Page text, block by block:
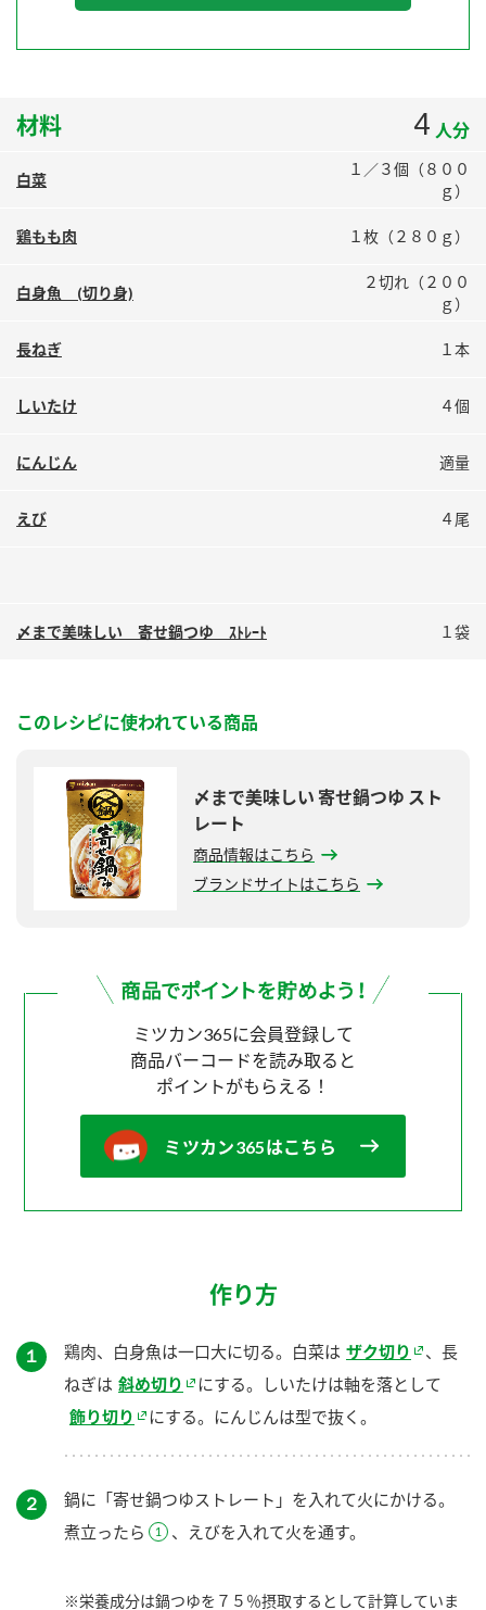
お酢を知ろう！
すしラボ
納豆の豆知識
ロングセラー商品 ＋ おすすめレシピ
材料 4 人分
白菜
１／３個（８００
ｇ）
鶏もも肉 １枚（２８０ｇ）
白身魚 (切り身)
２切れ（２００
ｇ）
長ねぎ １本
しいたけ ４個
にんじん 適量
えび ４尾
〆まで美味しい 寄せ鍋つゆ ｽﾄﾚｰﾄ １袋
このレシピに使われている商品
〆まで美味しい 寄せ鍋つゆ スト
レート
商品情報はこちら
ブランドサイトはこちら
ミツカン365に会員登録して
商品バーコードを読み取ると
ポイントがもらえる！
ミツカン365はこちら
作り方
１ 鶏肉、白身魚は一口大に切る。白菜は ザク切り
、長
ねぎは 斜め切り
にする。しいたけは軸を落として
飾り切り
にする。にんじんは型で抜く。
２
鍋に「寄せ鍋つゆストレート」を入れて火にかける。
煮立ったら
、えびを入れて火を通す。
※栄養成分は鍋つゆを７５％摂取するとして計算していま